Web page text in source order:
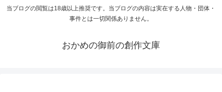
当ブログの閲覧は18歳以上推奨です。当ブログの内容は実在する人物・団体・
事件とは一切関係ありません。
おかめの御前の創作文庫